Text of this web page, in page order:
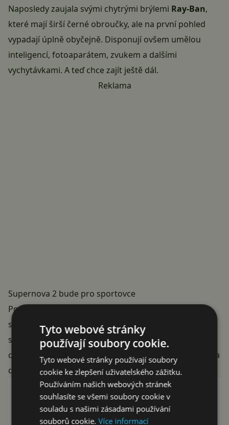
Naposledy zaujala svými chytrými brýlemi Ray-Ban,
které mají širší černé obroučky, ale na první pohled
vypadají úplně obyčejně. Disponují ovšem umělou
inteligencí, fotoaparátem, zvukem a dalšími
vychytávkami. A teď chce zajít ještě dál.
Reklama
Supernova 2 bude pro sportovce
Podle informací agentury Bloomberg se
spojila
se společností
Oakley
, která se specializuje na výrobu
sportovních brýlí. Společně začaly pracovat na
chytrých brýlích, kterým prý zatím říkajíSupernova 2
a
designově jsou podobné sportovním brýlímSphaera
Tyto webové stránky
používají soubory cookie.
Tyto webové stránky používají soubory
cookie ke zlepšení uživatelského zážitku.
Používáním našich webových stránek
souhlasíte se všemi soubory cookie v
souladu s našimi zásadami používání
souborů cookie.Více informací